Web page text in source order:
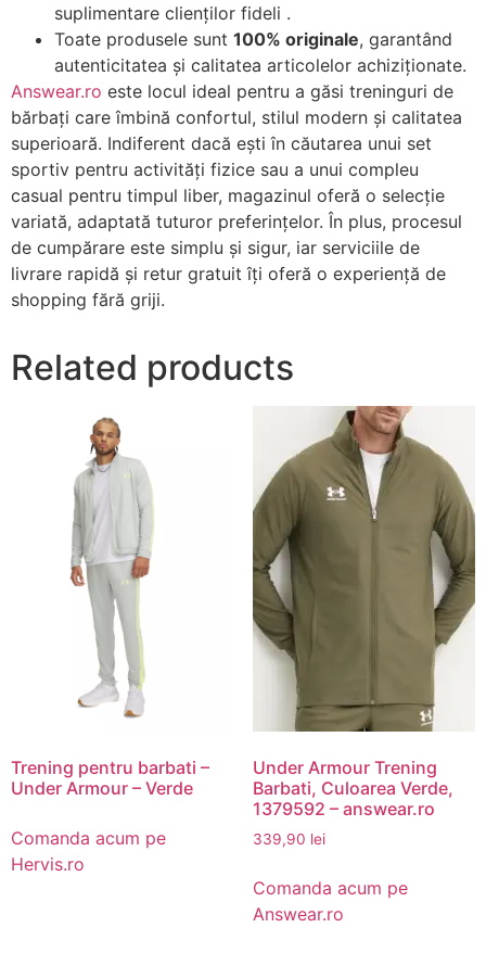
suplimentare clienților fideli .
Toate produsele sunt 100% originale, garantând
autenticitatea și calitatea articolelor achiziționate.
Answear.ro este locul ideal pentru a găsi treninguri de
bărbați care îmbină confortul, stilul modern și calitatea
superioară. Indiferent dacă ești în căutarea unui set
sportiv pentru activități fizice sau a unui compleu
casual pentru timpul liber, magazinul oferă o selecție
variată, adaptată tuturor preferințelor. În plus, procesul
de cumpărare este simplu și sigur, iar serviciile de
livrare rapidă și retur gratuit îți oferă o experiență de
shopping fără griji.
Related products
Trening pentru barbati –
Under Armour – Verde
Comanda acum pe
Hervis.ro
Under Armour Trening
Barbati, Culoarea Verde,
1379592 – answear.ro
339,90 lei
Comanda acum pe
Answear.ro